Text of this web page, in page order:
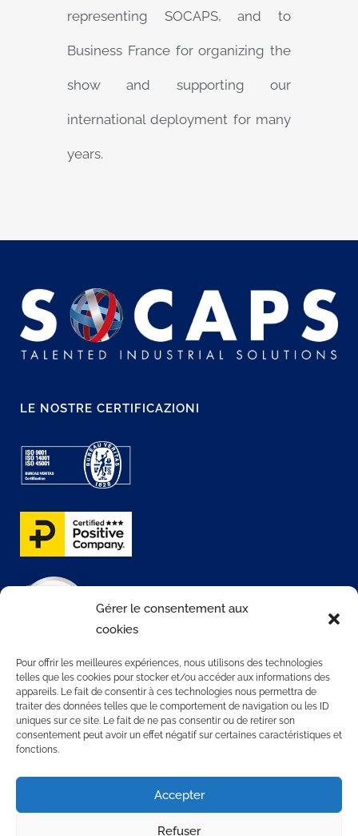
Gérer le consentement aux
cookies
Pour offrir les meilleures expériences, nous utilisons des technologies
telles que les cookies pour stocker et/ou accéder aux informations des
appareils. Le fait de consentir à ces technologies nous permettra de
traiter des données telles que le comportement de navigation ou les ID
uniques sur ce site. Le fait de ne pas consentir ou de retirer son
consentement peut avoir un effet négatif sur certaines caractéristiques et
fonctions.
Accepter
Refuser
representing SOCAPS, and to
Business France for organizing the
show and supporting our
international deployment for many
years.
LE NOSTRE CERTIFICAZIONI
CONTATTACI
3 rue Rollon
76000 ROUEN